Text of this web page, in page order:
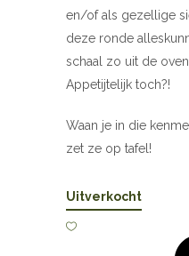
en/of als gezellige
deze ronde
schaal zo uit de
Appetijtelijk toch?!
Waan je in die
zet ze op tafel!
Uitverkocht